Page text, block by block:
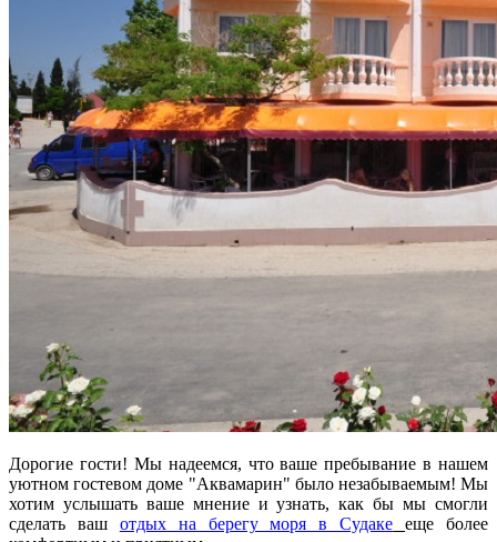
Дорогие гости! Мы надеемся, что ваше пребывание в нашем
уютном гостевом доме "Аквамарин" было незабываемым! Мы
хотим услышать ваше мнение и узнать, как бы мы смогли
сделать ваш отдых на берегу моря в Судаке
еще более